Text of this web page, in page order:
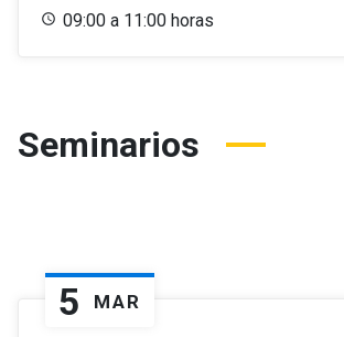
09:00 a 11:00 horas
Seminarios
5 MAR